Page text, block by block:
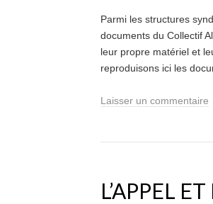
Parmi les structures
documents du Collectif
leur propre matériel et
reproduisons ici les
Laisser un commentaire
L’APPEL